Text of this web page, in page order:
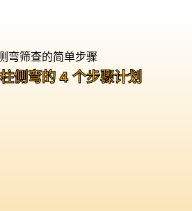
弯筛查的简单步骤
侧弯的 4 个步骤计划